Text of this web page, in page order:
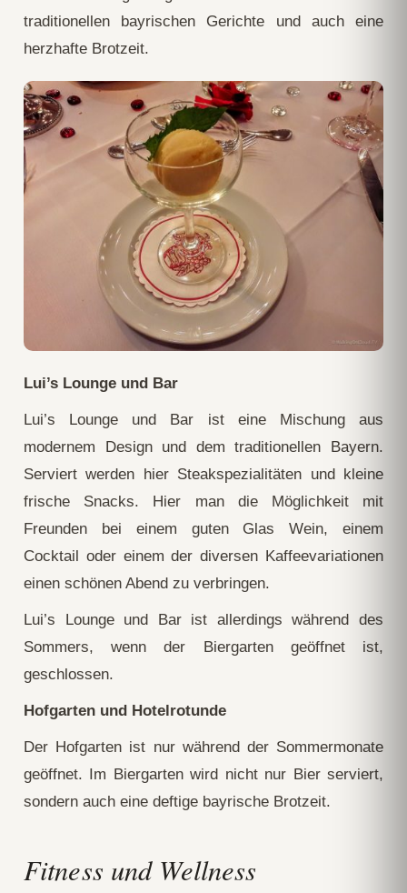
traditionellen bayrischen Gerichte und auch eine
herzhafte Brotzeit.
Lui’s Lounge und Bar
Lui’s Lounge und Bar ist eine Mischung aus
modernem Design und dem traditionellen Bayern.
Serviert werden hier Steakspezialitäten und kleine
frische Snacks. Hier man die Möglichkeit mit
Freunden bei einem guten Glas Wein, einem
Cocktail oder einem der diversen Kaffeevariationen
einen schönen Abend zu verbringen.
Lui’s Lounge und Bar ist allerdings während des
Sommers, wenn der Biergarten geöffnet ist,
geschlossen.
Hofgarten und Hotelrotunde
Der Hofgarten ist nur während der Sommermonate
geöffnet. Im Biergarten wird nicht nur Bier serviert,
sondern auch eine deftige bayrische Brotzeit.
Fitness und Wellness